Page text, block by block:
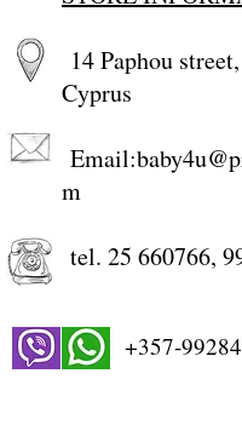
14 Paphou
Cyprus
Email:
m
tel. 25 660766,
+357-